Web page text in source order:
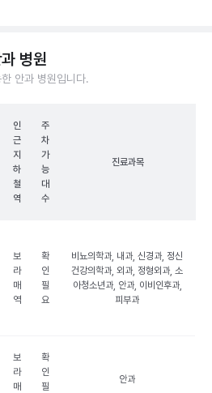
병원
안과 병원입니다.
인
근
지
하
철
역
주
차
가
능
대
수
진료과목
보
라
매
역
확
인
필
요
비뇨의학과, 내과, 신경과, 정신
건강의학과, 외과, 정형외과, 소
아청소년과, 안과, 이비인후과,
피부과
보
라
매
확
인
필
안과